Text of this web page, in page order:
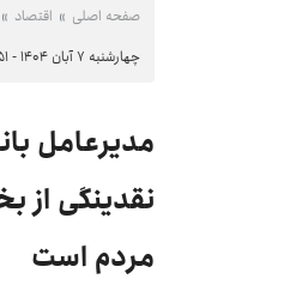
صفحه اصلی اقتصاد
چهارشنبه ۷ آبان ۱۴۰۴ - ۲۰:۵۱
مدیرعامل
نقدینگی
مردم است